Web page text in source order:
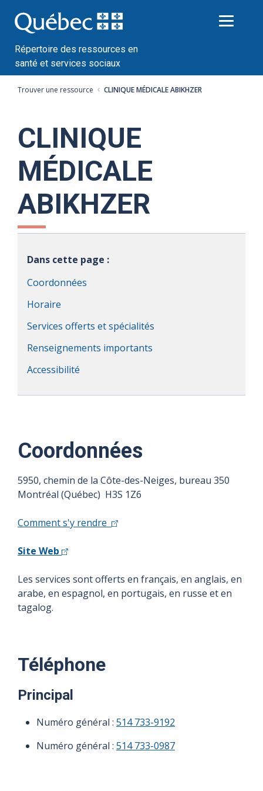
au
contenu
Répertoire des ressources en
santé et services sociaux
Trouver une ressource CLINIQUE MÉDICALE ABIKHZER
CLINIQUE
MÉDICALE
ABIKHZER
Dans cette page :
Coordonnées
Horaire
Services offerts et spécialités
Renseignements importants
Accessibilité
Coordonnées
5950, chemin de la Côte-des-Neiges, bureau 350
Montréal (Québec) H3S 1Z6
Comment s'y rendre
Site Web
Les services sont offerts en français, en anglais, en
arabe, en espagnol, en portugais, en russe et en
tagalog.
Téléphone
Principal
Numéro général : 514 733-9192
Numéro général : 514 733-0987